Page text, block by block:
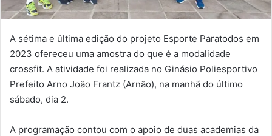
A sétima e última edição do projeto Esporte Paratodos em
2023 ofereceu uma amostra do que é a modalidade
crossfit. A atividade foi realizada no Ginásio Poliesportivo
Prefeito Arno João Frantz (Arnão), na manhã do último
sábado, dia 2.
A programação contou com o apoio de duas academias da